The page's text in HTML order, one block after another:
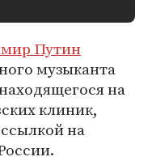
Путин
музыканта
на
клиник,
на